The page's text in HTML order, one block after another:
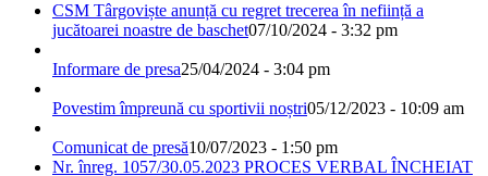
CSM Târgoviște anunță cu regret trecerea în neființă a
jucătoarei noastre de baschet07/10/2024 - 3:32 pm
Informare de presa25/04/2024 - 3:04 pm
Povestim împreună cu sportivii noștri05/12/2023 - 10:09 am
Comunicat de presă10/07/2023 - 1:50 pm
Nr. înreg. 1057/30.05.2023 PROCES VERBAL ÎNCHEIAT